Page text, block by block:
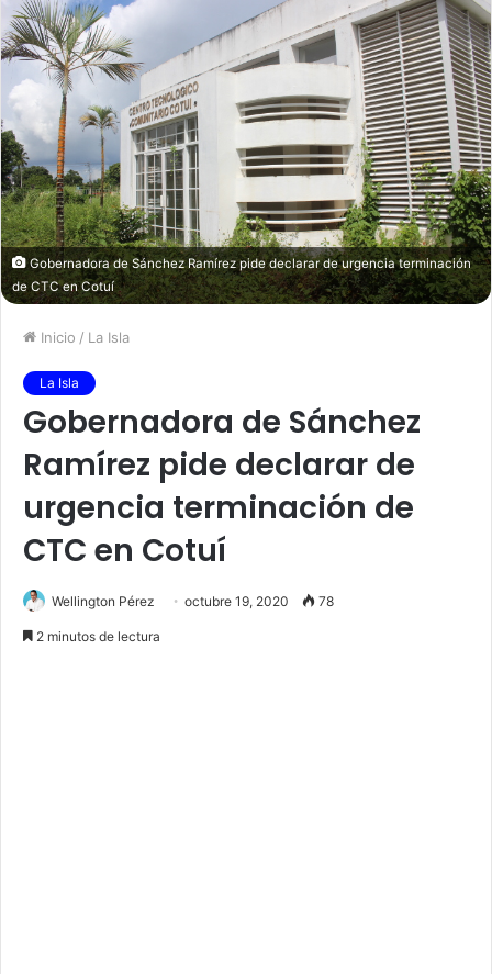
Gobernadora de Sánchez Ramírez pide declarar de urgencia terminación
de CTC en Cotuí
Inicio / La Isla
La Isla
Gobernadora de Sánchez
Ramírez pide declarar de
urgencia terminación de
CTC en Cotuí
Wellington Pérez octubre 19, 2020 78
2 minutos de lectura